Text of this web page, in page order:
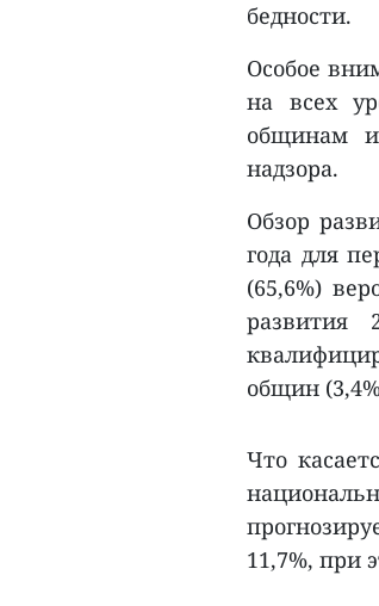
бедности.
Особое
на всех
общинам
надзора.
Обзор
года для
(65,6%)
развития
общин
Что
11,7%, при